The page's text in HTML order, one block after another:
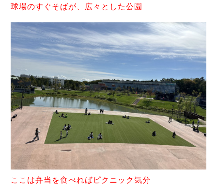
球場のすぐそばが、広々とした公園
ここは弁当を食べればピクニック気分